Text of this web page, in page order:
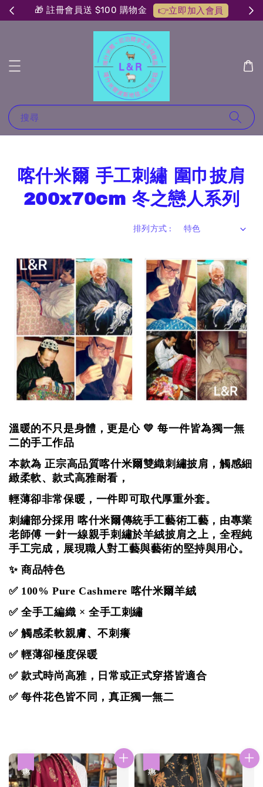
🎁 註冊會員送 $100 購物金 👉立即加入會員
搜尋
喀什米爾 手工刺繡 圍巾披肩
200x70cm 冬之戀人系列
排列方式 :
溫暖的不只是身體，更是心 💛 每一件皆為獨一無
二的手工作品
本款為 正宗高品質喀什米爾雙織刺繡披肩，觸感細
緻柔軟、款式高雅耐看，
輕薄卻非常保暖，一件即可取代厚重外套。
刺繡部分採用 喀什米爾傳統手工藝術工藝，由專業
老師傅 一針一線親手刺繡於羊絨披肩之上，全程純
手工完成，展現職人對工藝與藝術的堅持與用心。
✨ 商品特色
✅ 100% Pure Cashmere 喀什米爾羊絨
✅ 全手工編織 × 全手工刺繡
✅ 觸感柔軟親膚、不刺癢
✅ 輕薄卻極度保暖
✅ 款式時尚高雅，日常或正式穿搭皆適合
✅ 每件花色皆不同，真正獨一無二